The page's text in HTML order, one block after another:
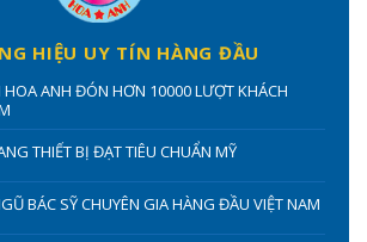
HIỆU UY TÍN HÀNG ĐẦU
HOA ANH ĐÓN HƠN 10000 LƯỢT KHÁCH
THIẾT BỊ ĐẠT TIÊU CHUẨN MỸ
BÁC SỸ CHUYÊN GIA HÀNG ĐẦU VIỆT NAM